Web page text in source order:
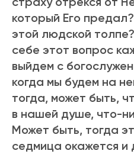
который Его
этой людской толпе?
себе этот вопрос
выйдем с
когда мы будем на
тогда, может быть,
в нашей душе, что-
Может быть, тогда
седмица окажется и